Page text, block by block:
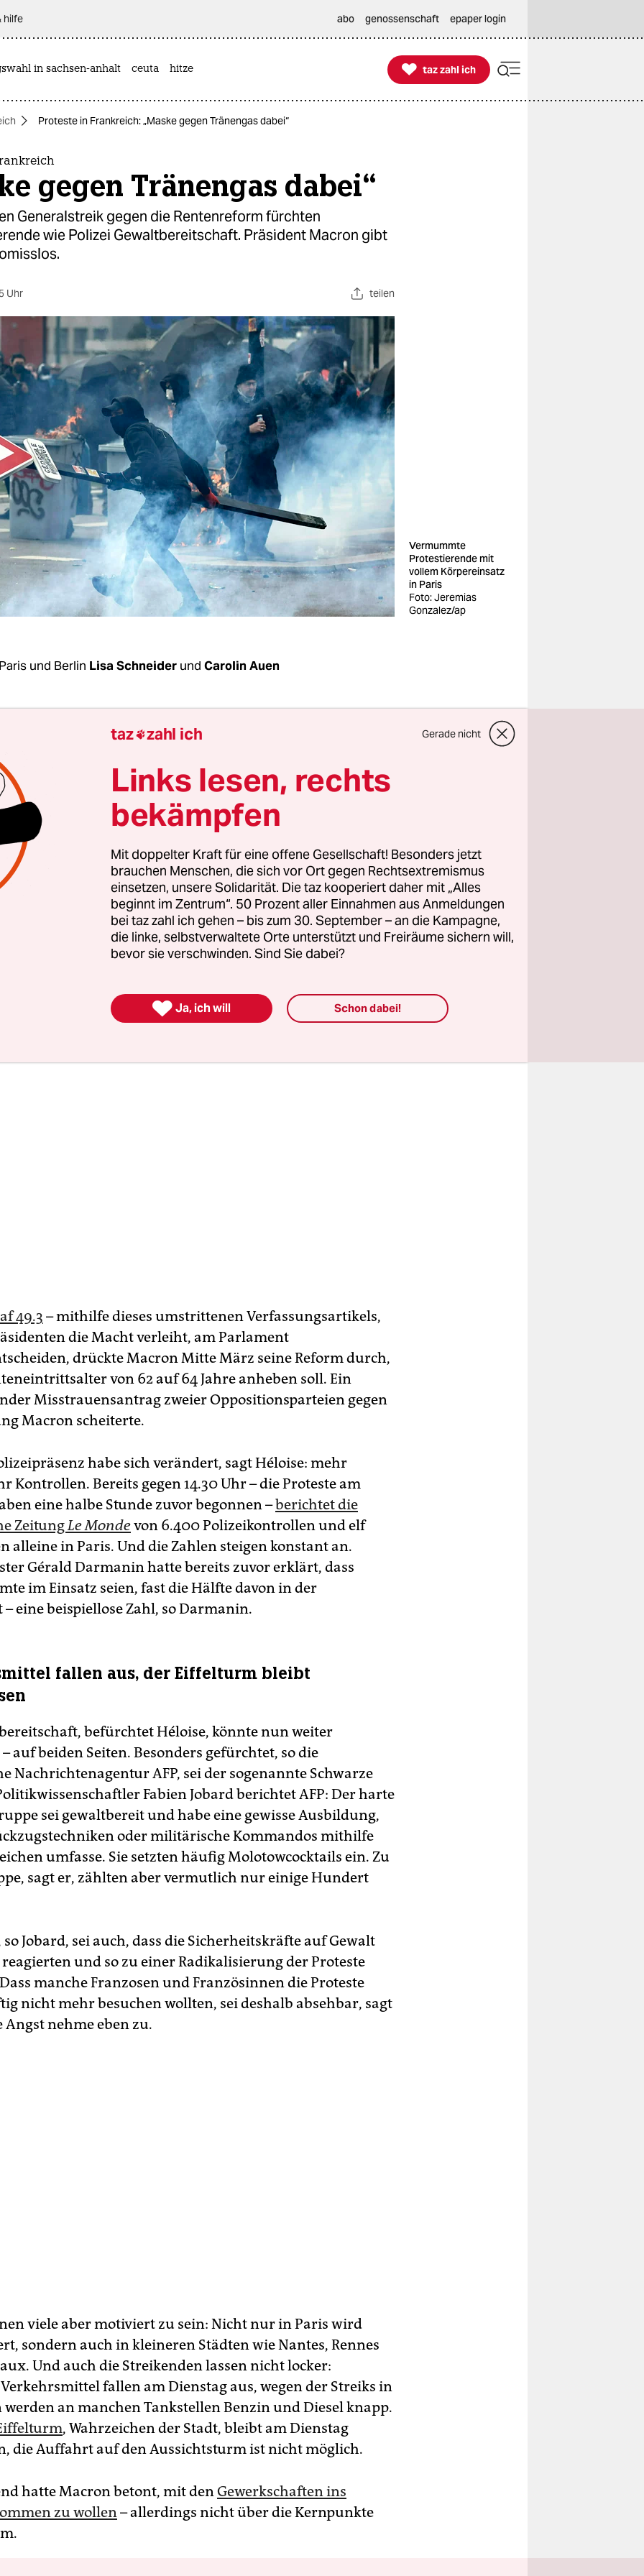
hilfe abo genossenschaft epaper login
in sachsen-anhalt ceuta hitze 
taz zahl ich
taz zahl ich
Proteste in Frankreich: „Maske gegen Tränengas dabei“
gegen Tränengas dabei“
Generalstreik gegen die Rentenreform fürchten
wie Polizei Gewaltbereitschaft. Präsident Macron gibt
Uhr teilen
Vermummte
Protestierende mit
vollem Körpereinsatz
in Paris
Foto: Jeremias
Gonzalez/ap
und Berlin Lisa Schneider und Carolin Auen
es die letzte Demonstration gegen die Rentenreform in
der Héloise teilnehmen wird. Die 26-Jährige, die im
arbeitet und nur ihren Vornamen nennen möchte, ist
Dienstag wieder auf den Straßen der Hauptstadt Paris
zehnten Mal haben die Gewerkschaften zum
in Frankreich aufgerufen, zum sechsten Mal ist Héloise
sie.
hätten sich verändert, sagt sie, seit ihrem Beginn im
Emmanuel Macron seine umstrittene
ankündigte. „Es war recht friedlich, bis Macron den
49.3. nutzte.“ Seitdem empfände sie es als immer
planen, was ich zu den Protesten mitnehme – etwa eine
49.3 – mithilfe dieses umstrittenen Verfassungsartikels,
die Macht verleiht, am Parlament
drückte Macron Mitte März seine Reform durch,
von 62 auf 64 Jahre anheben soll. Ein
Misstrauensantrag zweier Oppositionsparteien gegen
Macron scheiterte.
habe sich verändert, sagt Héloise: mehr
Kontrollen. Bereits gegen 14.30 Uhr – die Proteste am
eine halbe Stunde zuvor begonnen –berichtet die
ZeitungLe Mondevon 6.400 Polizeikontrollen und elf
alleine in Paris. Und die Zahlen steigen konstant an.
Gérald Darmanin hatte bereits zuvor erklärt, dass
im Einsatz seien, fast die Hälfte davon in der
eine beispiellose Zahl, so Darmanin.
fallen aus, der Eiffelturm bleibt
befürchtet Héloise, könnte nun weiter
auf beiden Seiten. Besonders gefürchtet, so die
Nachrichtenagentur AFP, sei der sogenannte Schwarze
Fabien Jobard berichtet AFP: Der harte
sei gewaltbereit und habe eine gewisse Ausbildung,
oder militärische Kommandos mithilfe
umfasse. Sie setzten häufig Molotowcocktails ein. Zu
sagt er, zählten aber vermutlich nur einige Hundert
Jobard, sei auch, dass die Sicherheitskräfte auf Gewalt
und so zu einer Radikalisierung der Proteste
manche Franzosen und Französinnen die Proteste
nicht mehr besuchen wollten, sei deshalb absehbar, sagt
Angst nehme eben zu.
viele aber motiviert zu sein: Nicht nur in Paris wird
sondern auch in kleineren Städten wie Nantes, Rennes
Und auch die Streikenden lassen nicht locker:
fallen am Dienstag aus, wegen der Streiks in
an manchen Tankstellen Benzin und Diesel knapp.
, Wahrzeichen der Stadt, bleibt am Dienstag
die Auffahrt auf den Aussichtsturm ist nicht möglich.
hatte Macron betont, mit denGewerkschaften ins
zu wollen– allerdings nicht über die Kernpunkte
taz zahl ich Gerade nicht
Links lesen, rechts
bekämpfen
Mit doppelter Kraft für eine offene Gesellschaft! Besonders jetzt
brauchen Menschen, die sich vor Ort gegen Rechtsextremismus
einsetzen, unsere Solidarität. Die taz kooperiert daher mit „Alles
beginnt im Zentrum“. 50 Prozent aller Einnahmen aus Anmeldungen
bei taz zahl ich gehen – bis zum 30. September – an die Kampagne,
die linke, selbstverwaltete Orte unterstützt und Freiräume sichern will,
bevor sie verschwinden. Sind Sie dabei?
 Ja, ich will Schon dabei!